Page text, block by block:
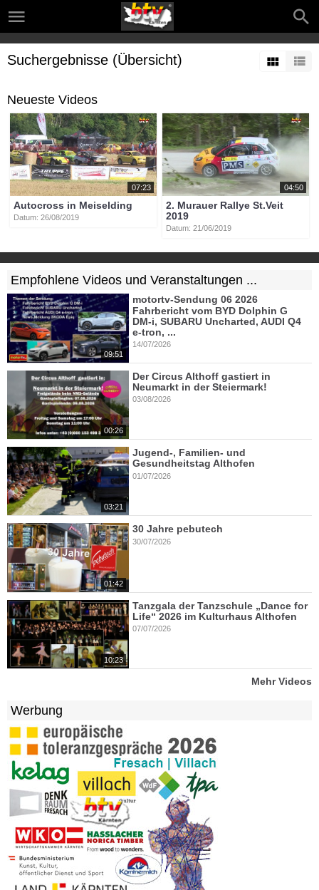
Suchergebnisse (Übersicht)
Neueste Videos
07:23
Autocross in Meiselding
Datum: 26/08/2019
04:50
2. Murauer Rallye St.Veit
2019
Datum: 21/06/2019
Empfohlene Videos und Veranstaltungen ...
09:51
motortv-Sendung 06 2026
Fahrbericht vom BYD Dolphin G
DM-i, SUBARU Uncharted, AUDI Q4
e-tron, ...
14/07/2026
00:26
Der Circus Althoff gastiert in
Neumarkt in der Steiermark!
03/08/2026
03:21
Jugend-, Familien- und
Gesundheitstag Althofen
01/07/2026
01:42
30 Jahre pebutech
30/07/2026
10:23
Tanzgala der Tanzschule „Dance for
Life“ 2026 im Kulturhaus Althofen
07/07/2026
Mehr Videos
Werbung